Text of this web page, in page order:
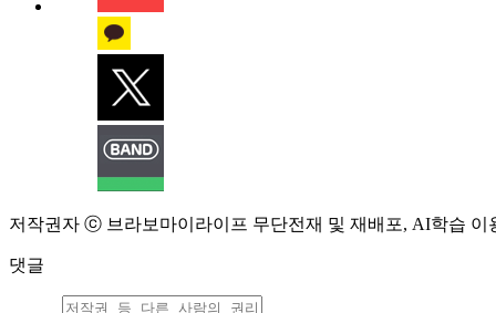
저작권자 ⓒ 브라보마이라이프 무단전재 및 재배포, AI학습 이
댓글